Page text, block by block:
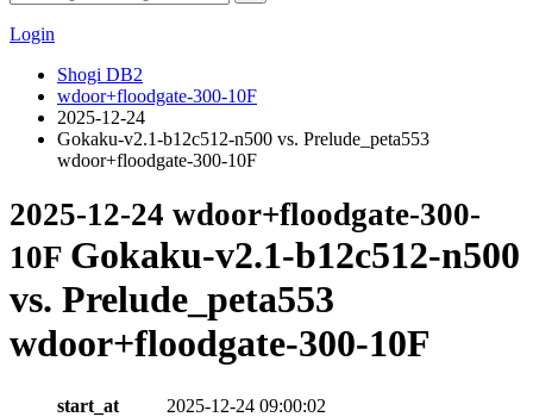
Login
Shogi DB2
wdoor+floodgate-300-10F
2025-12-24
Gokaku-v2.1-b12c512-n500 vs. Prelude_peta553
wdoor+floodgate-300-10F
2025-12-24 wdoor+floodgate-300-
10F Gokaku-v2.1-b12c512-n500
vs. Prelude_peta553
wdoor+floodgate-300-10F
start_at
2025-12-24 09:00:02